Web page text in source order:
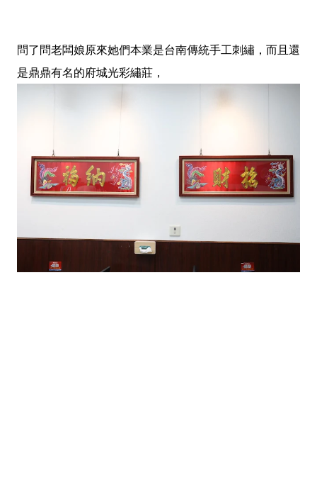
問了問老闆娘原來她們本業是台南傳統手工刺繡，而且還
是鼎鼎有名的府城光彩繡莊，